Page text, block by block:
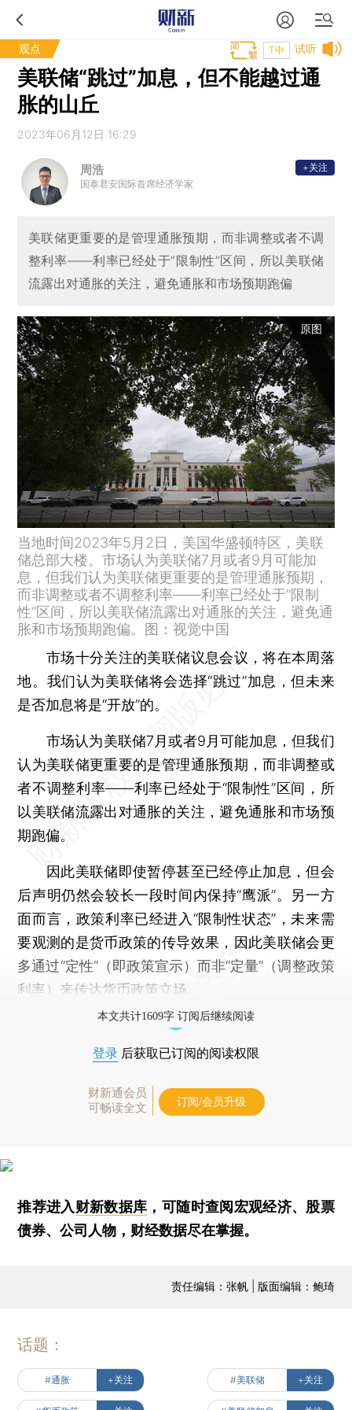
观点 试听
T中
美联储“跳过”加息，但不能越过通
胀的山丘
2023年06月12日 16:29
周浩
国泰君安国际首席经济学家
+关注
美联储更重要的是管理通胀预期，而非调整或者不调
整利率——利率已经处于“限制性”区间，所以美联储
流露出对通胀的关注，避免通胀和市场预期跑偏
原图
当地时间2023年5月2日，美国华盛顿特区，美联
储总部大楼。市场认为美联储7月或者9月可能加
息，但我们认为美联储更重要的是管理通胀预期，
而非调整或者不调整利率——利率已经处于“限制
性”区间，所以美联储流露出对通胀的关注，避免通
胀和市场预期跑偏。图：视觉中国
市场十分关注的美联储议息会议，将在本周落
地。我们认为美联储将会选择“跳过”加息，但未来
是否加息将是“开放”的。
市场认为美联储7月或者9月可能加息，但我们
认为美联储更重要的是管理通胀预期，而非调整或
者不调整利率——利率已经处于“限制性”区间，所
以美联储流露出对通胀的关注，避免通胀和市场预
期跑偏。
因此美联储即使暂停甚至已经停止加息，但会
后声明仍然会较长一段时间内保持“鹰派”。另一方
面而言，政策利率已经进入“限制性状态”，未来需
要观测的是货币政策的传导效果，因此美联储会更
多通过“定性”（即政策宣示）而非“定量”（调整政策
利率）来传达货币政策立场。
本文共计1609字 订阅后继续阅读
登录 后获取已订阅的阅读权限
财新通会员
可畅读全文
订阅/会员升级
推荐进入财新数据库 ，可随时查阅宏观经济、股票
债券、公司人物，财经数据尽在掌握。
责任编辑：张帆 | 版面编辑：鲍琦
话题：
#通胀 +关注 #美联储 +关注